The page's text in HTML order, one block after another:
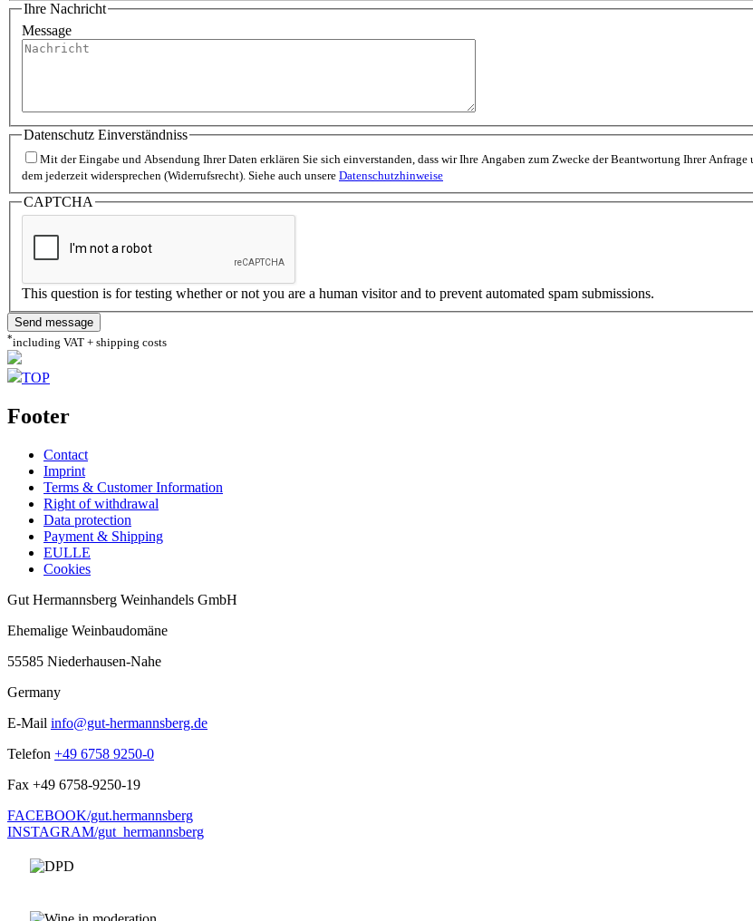
Ihre Nachricht
Message
Datenschutz Einverständniss
Mit der Eingabe und Absendung Ihrer Daten erklären Sie sich einverstanden, dass wir Ihre Angaben zum Zwecke der Beantwortung Ihrer
dem jederzeit widersprechen (Widerrufsrecht). Siehe auch unsere Datenschutzhinweise
CAPTCHA
This question is for testing whether or not you are a human visitor and to prevent automated spam submissions.
*including VAT + shipping costs
TOP
Footer
Contact
Imprint
Terms & Customer Information
Right of withdrawal
Data protection
Payment & Shipping
EULLE
Cookies
Gut Hermannsberg Weinhandels GmbH
Ehemalige Weinbaudomäne
55585 Niederhausen-Nahe
Germany
E-Mail info@gut-hermannsberg.de
Telefon +49 6758 9250-0
Fax +49 6758-9250-19
FACEBOOK/gut.hermannsberg
INSTAGRAM/gut_hermannsberg